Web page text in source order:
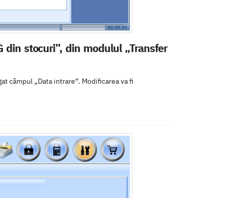
din stocuri”, din modulul „Transfer
câmpul „Data intrare”. Modificarea va fi